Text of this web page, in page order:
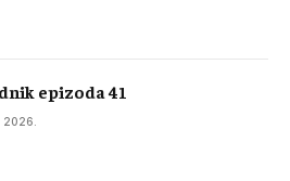
epizoda 41
2026.